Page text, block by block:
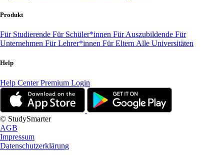
Produkt
Für Studierende Für Schüler*innen Für Auszubildende Für
Unternehmen Für Lehrer*innen Für Eltern Alle Universitäten
Help
Help CenterPremium Login
© StudySmarter
AGB
Impressum
Datenschutzerklärung